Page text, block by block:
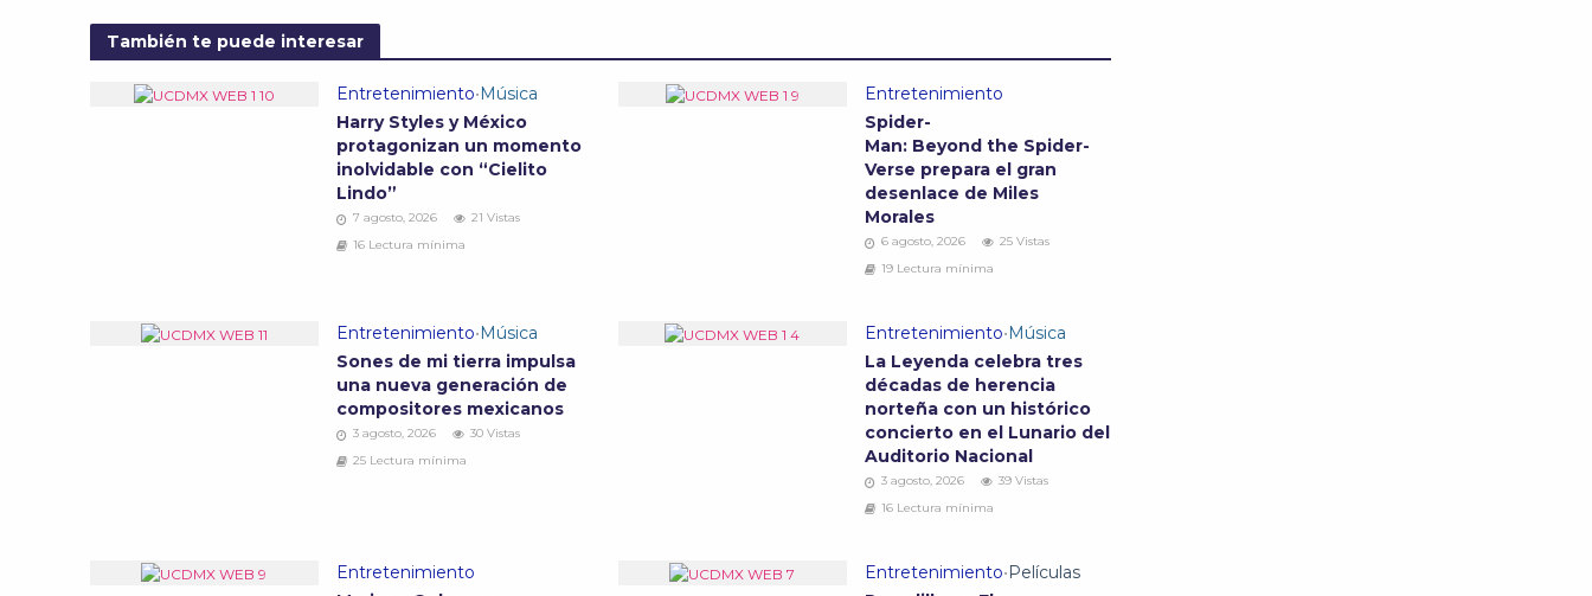
También te puede interesar
Entretenimiento• Música
Harry Styles y México
protagonizan un momento
inolvidable con “Cielito
Lindo”
7 agosto, 2026
21 Vistas
16 Lectura mínima
Entretenimiento
Spider-
Man: Beyond the Spider-
Verse prepara el gran
desenlace de Miles
Morales
6 agosto, 2026
25 Vistas
19 Lectura mínima
Entretenimiento• Música
Sones de mi tierra impulsa
una nueva generación de
compositores mexicanos
3 agosto, 2026
30 Vistas
25 Lectura mínima
Entretenimiento• Música
La Leyenda celebra tres
décadas de herencia
norteña con un histórico
concierto en el Lunario del
Auditorio Nacional
3 agosto, 2026
39 Vistas
16 Lectura mínima
Entretenimiento
Entretenimiento• Películas